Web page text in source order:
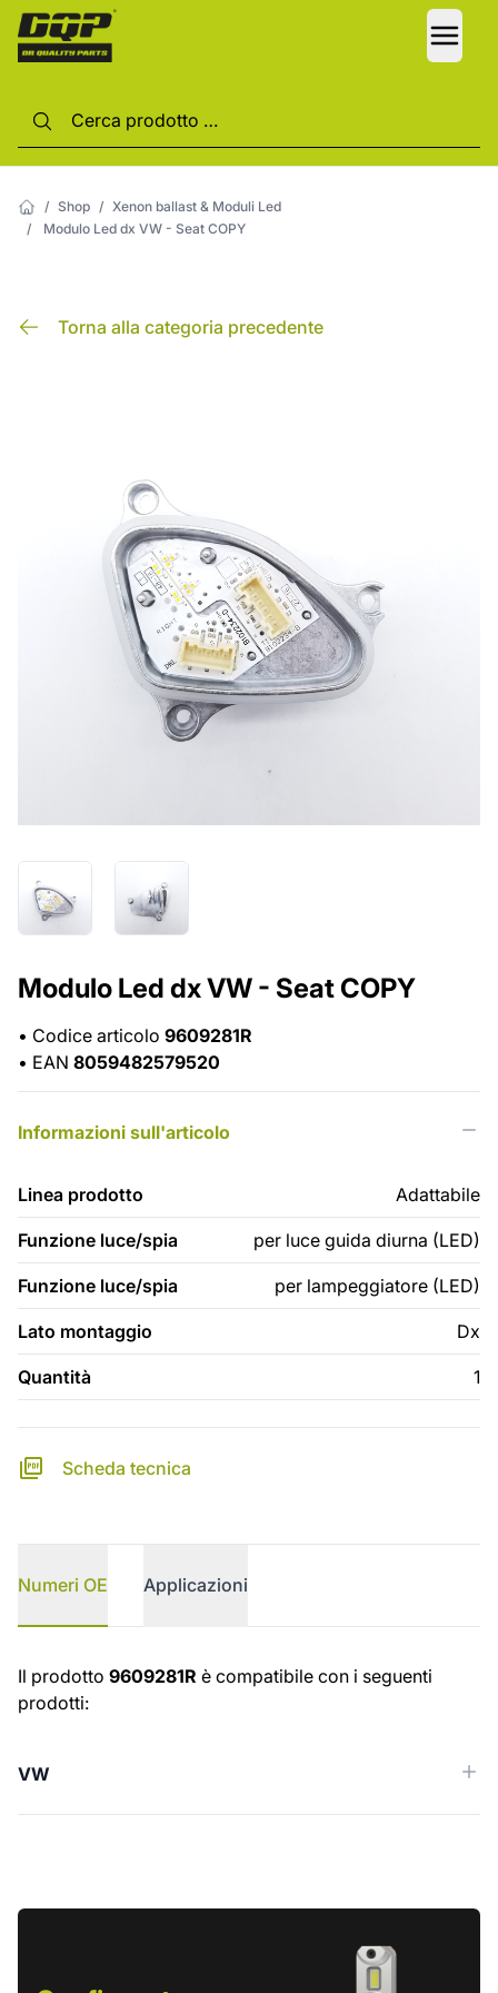
/ Shop / Xenon ballast & Moduli Led
/
Modulo Led dx VW - Seat COPY
Torna alla categoria precedente
Modulo Led dx VW - Seat COPY
• Codice articolo 9609281R
• EAN 8059482579520
Informazioni sull'articolo
Linea prodotto Adattabile
Funzione luce/spia per luce guida diurna (LED)
Funzione luce/spia per lampeggiatore (LED)
Lato montaggio Dx
Quantità 1
Scheda tecnica
Numeri OE Applicazioni
Numeri OE
Il prodotto 9609281R è compatibile con i seguenti
prodotti:
VW